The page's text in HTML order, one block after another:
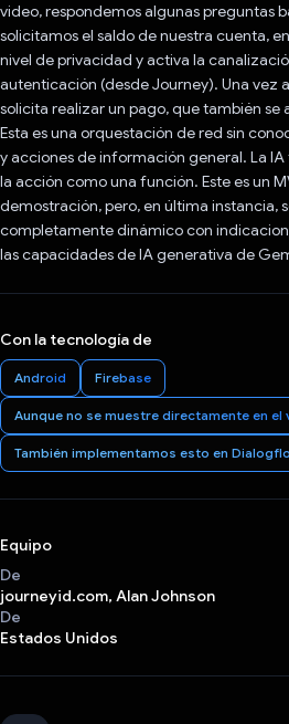
video, respondemos algunas preguntas
solicitamos el saldo de nuestra cuenta,
nivel de privacidad y activa la
autenticación (desde Journey). Una vez
solicita realizar un pago, que también se
Esta es una orquestación de red sin
y acciones de información general. La
la acción como una función. Este es un
demostración, pero, en última instancia,
completamente dinámico con
las capacidades de IA generativa de
Con la tecnología de
Android Firebase
Aunque no se muestre directamente en
También implementamos esto en
Equipo
De
journeyid.com, Alan Johnson
De
Estados Unidos